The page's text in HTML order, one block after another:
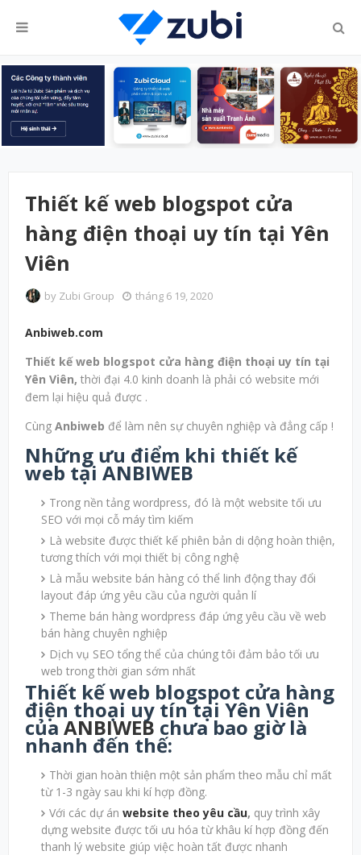
Thiết kế web blogspot cửa
hàng điện thoại uy tín tại Yên
Viên
by Zubi Group tháng 6 19, 2020
Anbiweb.com
Thiết kế web blogspot cửa hàng điện thoại uy tín tại
Yên Viên, thời đại 4.0 kinh doanh là phải có website mới
đem lại hiệu quả được .
Cùng Anbiweb để làm nên sự chuyên nghiệp và đẳng cấp !
Những ưu điểm khi thiết kế
web tại ANBIWEB
Trong nền tảng wordpress, đó là một website tối ưu
SEO với mọi cỗ máy tìm kiếm
Là website được thiết kế phiên bản di dộng hoàn thiện,
tương thích với mọi thiết bị công nghệ
Là mẫu website bán hàng có thể linh động thay đổi
layout đáp ứng yêu cầu của người quản lí
Theme bán hàng wordpress đáp ứng yêu cầu về web
bán hàng chuyên nghiệp
Dịch vụ SEO tổng thể của chúng tôi đảm bảo tối ưu
web trong thời gian sớm nhất
Thiết kế web blogspot cửa hàng
điện thoại uy tín tại Yên Viên
của ANBIWEB chưa bao giờ là
nhanh đến thế:
Thời gian hoàn thiện một sản phẩm theo mẫu chỉ mất
từ 1-3 ngày sau khi kí hợp đồng.
Với các dự án website theo yêu cầu, quy trình xây
dựng website được tối ưu hóa từ khâu kí hợp đồng đến
thanh lý website giúp việc hoàn tất được nhanh